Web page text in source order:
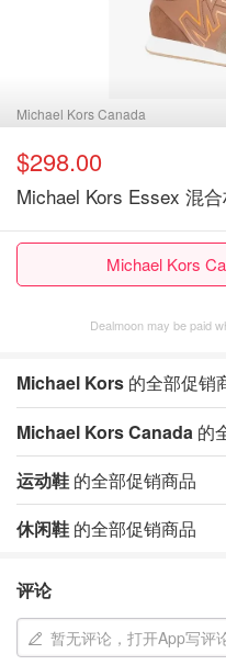
Michael Kors Canada
$298.00
Michael Kors Essex 混
Michael Kors
Dealmoon may be paid
Michael Kors 的全部促销
Michael Kors Canada 的
运动鞋 的全部促销商品
休闲鞋 的全部促销商品
评论
暂无评论，打开App写评